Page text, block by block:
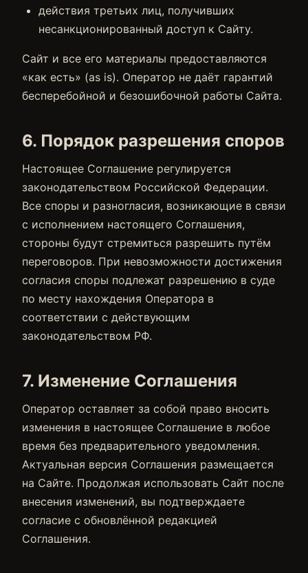
действия третьих лиц, получивших
несанкционированный доступ к Сайту.
Сайт и все его материалы предоставляются
«как есть» (as is). Оператор не даёт гарантий
бесперебойной и безошибочной работы Сайта.
6. Порядок разрешения споров
Настоящее Соглашение регулируется
законодательством Российской Федерации.
Все споры и разногласия, возникающие в связи
с исполнением настоящего Соглашения,
стороны будут стремиться разрешить путём
переговоров. При невозможности достижения
согласия споры подлежат разрешению в суде
по месту нахождения Оператора в
соответствии с действующим
законодательством РФ.
7. Изменение Соглашения
Оператор оставляет за собой право вносить
изменения в настоящее Соглашение в любое
время без предварительного уведомления.
Актуальная версия Соглашения размещается
на Сайте. Продолжая использовать Сайт после
внесения изменений, вы подтверждаете
согласие с обновлённой редакцией
Соглашения.